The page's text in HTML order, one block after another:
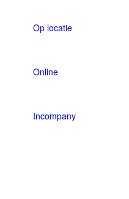
Op locatie
Online
Incompany